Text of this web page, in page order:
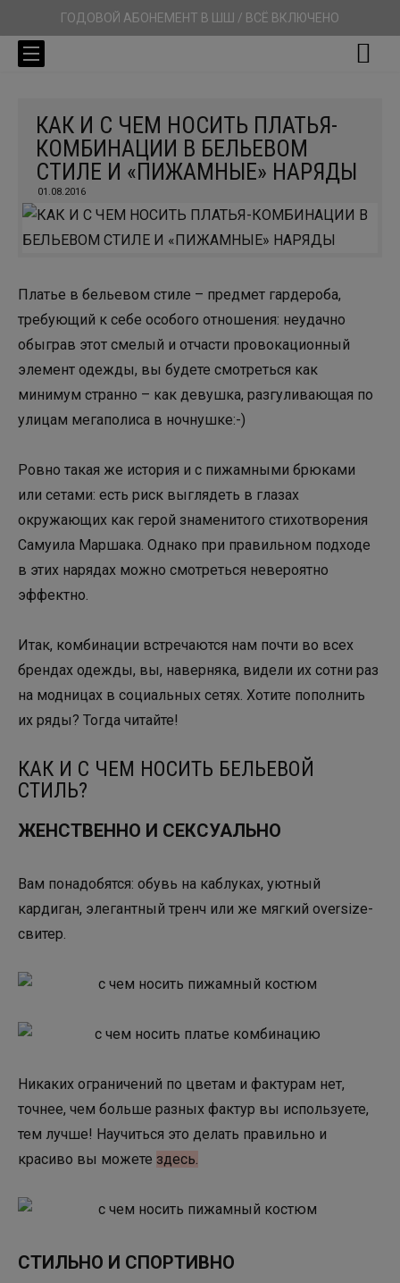
ГОДОВОЙ АБОНЕМЕНТ В ШШ / ВСЁ ВКЛЮЧЕНО
КАК И С ЧЕМ НОСИТЬ ПЛАТЬЯ-
КОМБИНАЦИИ В БЕЛЬЕВОМ
СТИЛЕ И «ПИЖАМНЫЕ» НАРЯДЫ
01.08.2016
Платье в бельевом стиле – предмет гардероба,
требующий к себе особого отношения: неудачно
обыграв этот смелый и отчасти провокационный
элемент одежды, вы будете смотреться как
минимум странно – как девушка, разгуливающая по
улицам мегаполиса в ночнушке:-)
Ровно такая же история и с пижамными брюками
или сетами: есть риск выглядеть в глазах
окружающих как герой знаменитого стихотворения
Самуила Маршака. Однако при правильном подходе
в этих нарядах можно смотреться невероятно
эффектно.
Итак, комбинации встречаются нам почти во всех
брендах одежды, вы, наверняка, видели их сотни раз
на модницах в социальных сетях. Хотите пополнить
их ряды? Тогда читайте!
КАК И С ЧЕМ НОСИТЬ БЕЛЬЕВОЙ
СТИЛЬ?
ЖЕНСТВЕННО И СЕКСУАЛЬНО
Вам понадобятся: обувь на каблуках, уютный
кардиган, элегантный тренч или же мягкий oversize-
свитер.
Никаких ограничений по цветам и фактурам нет,
точнее, чем больше разных фактур вы используете,
тем лучше! Научиться это делать правильно и
красиво вы можете здесь.
СТИЛЬНО И СПОРТИВНО